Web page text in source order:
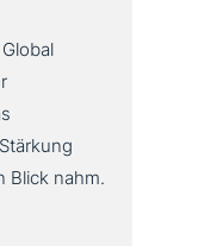
Blick nahm.